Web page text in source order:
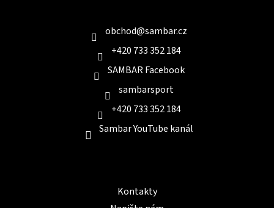
obchod@sambar.cz
+420 733 352 184
SAMBAR Facebook
sambarsport
+420 733 352 184
Sambar YouTube kanál
Kontakty